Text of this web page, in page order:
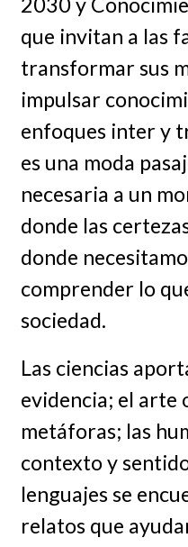
que invitan a las
transformar sus
impulsar
enfoques inter y
es una moda
necesaria a un
donde las
donde
comprender lo
sociedad.
Las ciencias
evidencia; el arte
metáforas; las
contexto y
lenguajes se
relatos que